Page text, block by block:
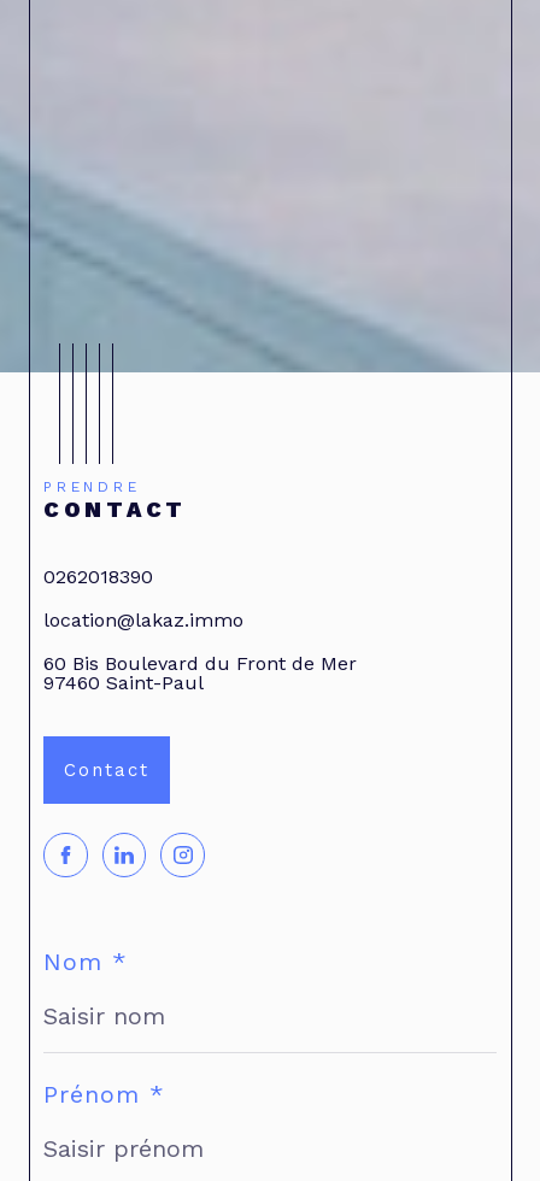
Nom *
Prénom *
PRENDRE
CONTACT
0262018390
location@lakaz.immo
60 Bis Boulevard du Front de Mer
97460
Saint-Paul
Contact